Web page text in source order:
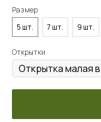
Размер
5 шт.
7 шт. 9 шт.
Открытки